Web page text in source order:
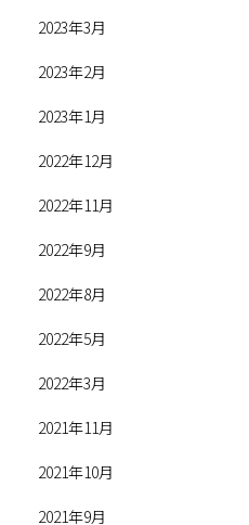
2023年3月
2023年2月
2023年1月
2022年12月
2022年11月
2022年9月
2022年8月
2022年5月
2022年3月
2021年11月
2021年10月
2021年9月